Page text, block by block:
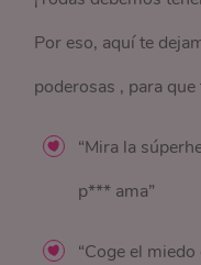
Por eso, aquí te
poderosas , para
“Mira la
p*** ama”
“Coge el